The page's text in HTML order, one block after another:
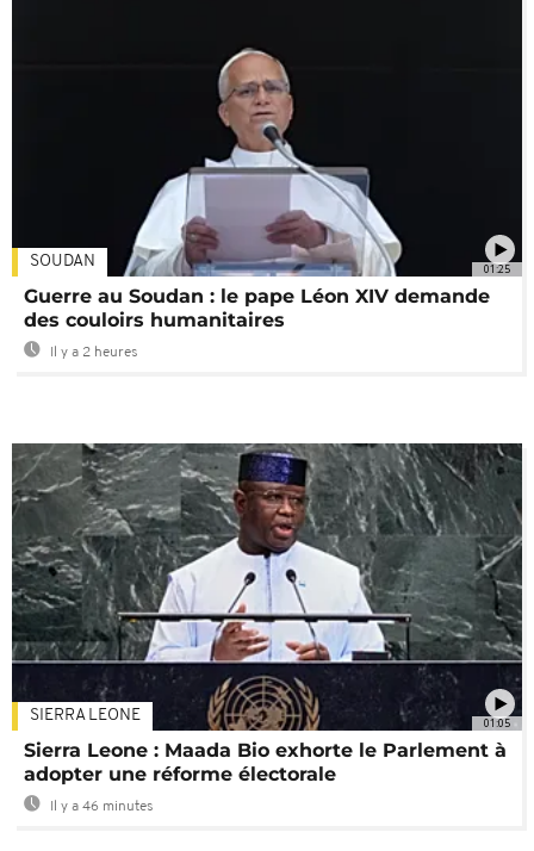
01:25
SOUDAN
Guerre au Soudan : le pape Léon XIV demande
des couloirs humanitaires
Il y a 2 heures
01:05
SIERRA LEONE
Sierra Leone : Maada Bio exhorte le Parlement à
adopter une réforme électorale
Il y a 46 minutes